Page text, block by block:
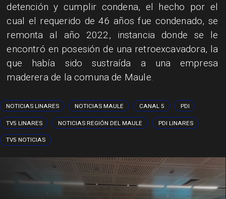
detención y cumplir condena, el hecho por el
cual el requerido de 46 años fue condenado, se
remonta al año 2022, instancia donde se le
encontró en posesión de una retroexcavadora, la
que había sido sustraída a una empresa
maderera de la comuna de Maule.
NOTICIAS LINARES NOTICIAS MAULE CANAL 5 PDI
TV5 LINARES NOTICIAS REGIÓN DEL MAULE PDI LINARES
TV5 NOTICIAS